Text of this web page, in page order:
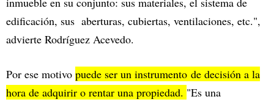
edificación, sus aberturas, cubiertas, ventilaciones, etc.",
advierte Rodríguez Acevedo.
Por ese motivo puede ser un instrumento de decisión a la
hora de adquirir o rentar una propiedad. "Es una